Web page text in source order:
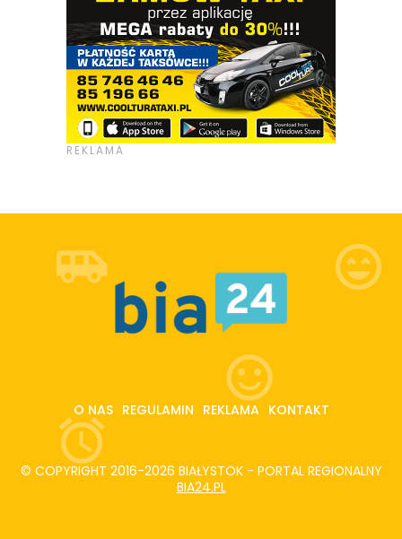
O NAS REGULAMIN REKLAMA KONTAKT
© COPYRIGHT 2016-2026 BIAŁYSTOK - PORTAL REGIONALNY
BIA24.PL